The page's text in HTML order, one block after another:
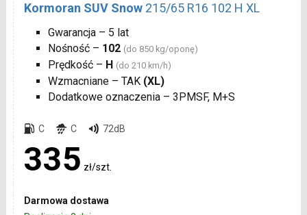
Kormoran SUV Snow 215/65 R16 102 H XL
Gwarancja – 5 lat
Nośność – 102 (do 850 kg/oponę)
Prędkość – H (do 210 km/h)
Wzmacniane – TAK (XL)
Dodatkowe oznaczenia – 3PMSF, M+S
C C 72dB
335 zł/szt.
Darmowa dostawa